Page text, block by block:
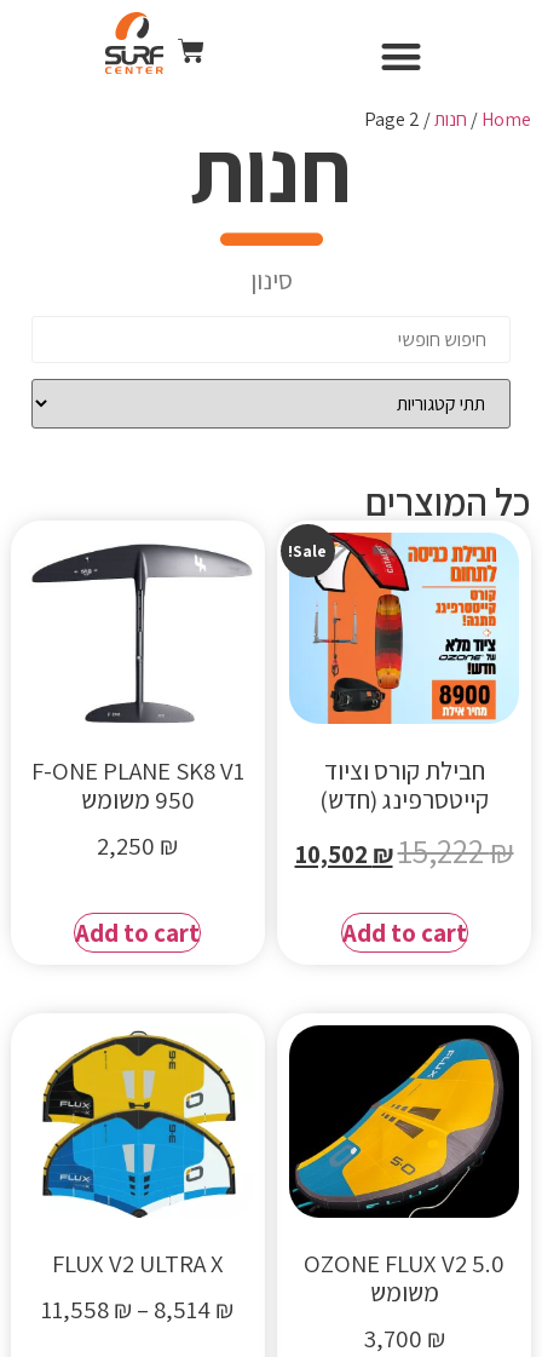
Home
/ חנות/ Page 2 חנות
סינון
כל המוצרים
Sale!
חבילת קורס וציוד
קייטסרפינג (חדש)
15,222₪
10,502 ₪
Add to cart
F-ONE PLANE SK8 V1
950 משומש
2,250 ₪
Add to cart
OZONE FLUX V2 5.0
משומש
3,700 ₪
FLUX V2 ULTRA X
8,514₪
–
11,558₪